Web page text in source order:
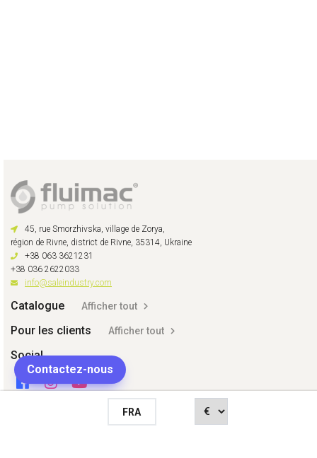
FRA
45, rue Smorzhivska, village de Zorya,
région de Rivne, district de Rivne, 35314, Ukraine
+38 063 3621231
+38 036 2622033
info@saleindustry.com
Catalogue Afficher tout
Pour les clients Afficher tout
Social
Contactez-nous